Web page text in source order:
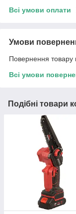
Всі умови оплати
Умови
Повернення товару
Всі умови
Подібні товари